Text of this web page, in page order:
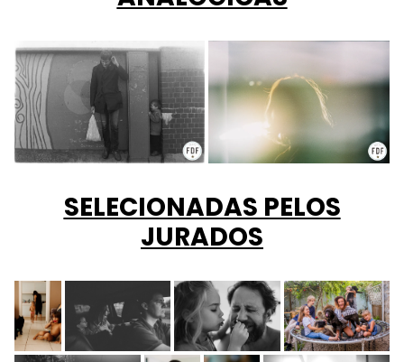
SELECIONADAS PELOS
JURADOS